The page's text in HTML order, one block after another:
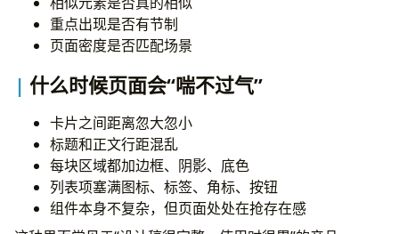
重点出现是否有节制
页面密度是否匹配场景
什么时候页面会“喘不过气”
卡片之间距离忽大忽小
标题和正文行距混乱
每块区域都加边框、阴影、底色
列表项塞满图标、标签、角标、按钮
组件本身不复杂，但页面处处在抢存在感